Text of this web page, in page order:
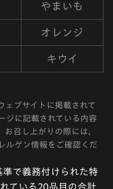
やまいも
オレンジ
キウイ
ェブサイトに掲載されて
ジに記載されている内容
召し上がりの際には、
ルゲン情報をご確認くだ
で義務付けられた特
ている20品目の合計